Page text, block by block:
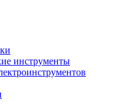
инструменты